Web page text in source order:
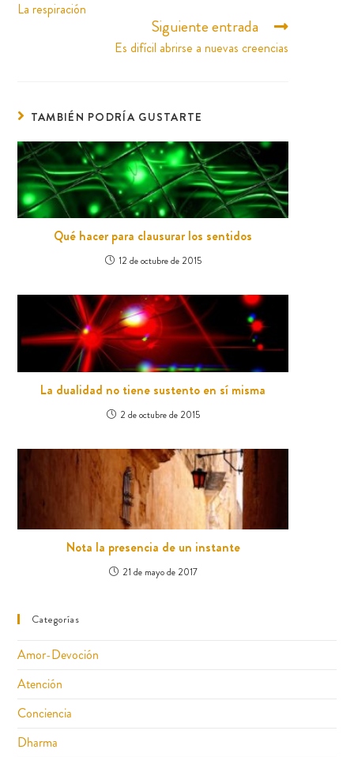
La respiración
Siguiente entrada
Es difícil abrirse a nuevas creencias
TAMBIÉN PODRÍA GUSTARTE
Qué hacer para clausurar los sentidos
12 de octubre de 2015
La dualidad no tiene sustento en sí misma
2 de octubre de 2015
Nota la presencia de un instante
21 de mayo de 2017
Categorías
Amor-Devoción
Atención
Conciencia
Dharma